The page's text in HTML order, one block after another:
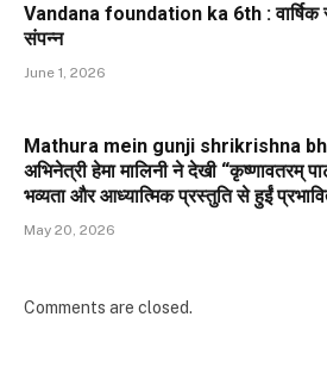
Vandana foundation ka 6th : वार्षिक
संपन्न
June 1, 2026
Mathura mein gunji shrikrishna
अभिनेत्री हेमा मालिनी ने देखी “कृष्णावतरम्
भव्यता और आध्यात्मिक प्रस्तुति से हुईं
May 20, 2026
Comments are closed.